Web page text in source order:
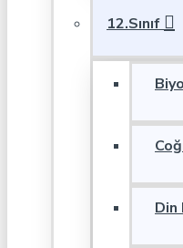
12.Sınıf
Din